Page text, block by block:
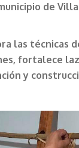
de
las técnicas
fortalece
y